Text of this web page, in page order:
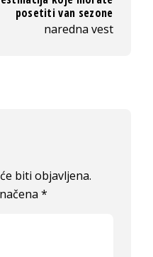
posetiti van sezone
naredna vest
biti objavljena.
*